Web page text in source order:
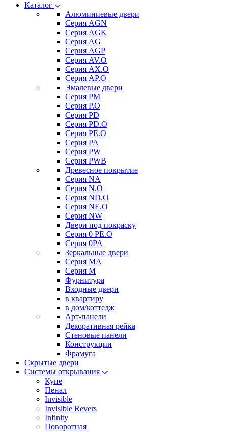
Каталог
Алюминиевые двери
Серия AGN
Серия AGK
Серия AG
Серия AGP
Серия AV.O
Серия AX.O
Серия AP.O
Эмалевые двери
Серия PM
Серия P.O
Серия PD
Серия PD.O
Серия PE.O
Серия PA
Серия PW
Серия PWB
Древесное покрытие
Серия NA
Серия N.O
Серия ND.O
Серия NE.O
Серия NW
Двери под покраску
Серия 0 PE.O
Серия 0PA
Зеркальные двери
Серия MA
Серия M
Фурнитура
Входные двери
в квартиру
в дом/коттедж
Арт-панели
Декоративная рейка
Стеновые панели
Конструкции
Фрамуга
Скрытые двери
Системы открывания
Купе
Пенал
Invisible
Invisible Revers
Infinity
Поворотная